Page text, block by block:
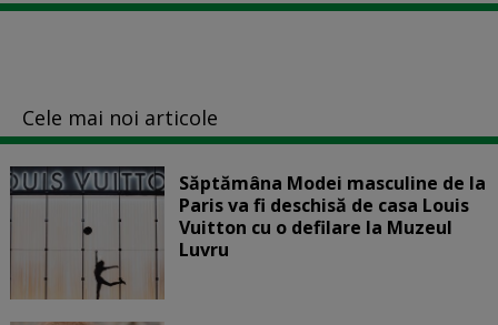
Cele mai noi articole
Săptămâna Modei masculine de la
Paris va fi deschisă de casa Louis
Vuitton cu o defilare la Muzeul
Luvru